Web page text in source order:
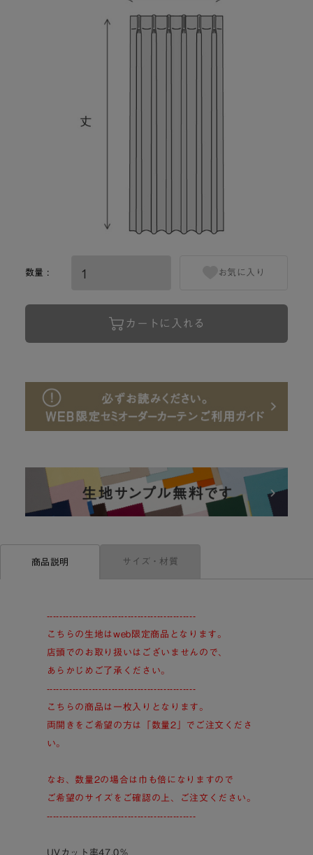
数量 :
カートに入れる
お気に入り
商品説明 サイズ・材質
----------------------------------------------
こちらの生地はweb限定商品となります。
店頭でのお取り扱いはございませんので、
あらかじめご了承ください。
----------------------------------------------
こちらの商品は一枚入りとなります。
両開きをご希望の方は「数量2」でご注文くださ
い。
なお、数量2の場合は巾も倍になりますので
ご希望のサイズをご確認の上、ご注文ください。
----------------------------------------------
UVカット率47.0％